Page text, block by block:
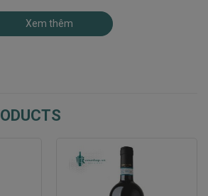
mại.
được khoáng chất quý giá, từ đó
Sauvignon.
Sauvignon – Biểu tượng
Xem thêm